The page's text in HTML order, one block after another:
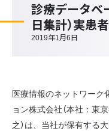
診療データベ
日集計）実患
2019年1月6日
医療情報のネットワーク
ョン株式会社（本社：
之）は、当社が保有する